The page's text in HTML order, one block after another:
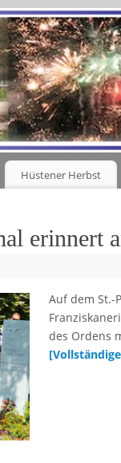
Hüstener Herbst
erinnert
Auf dem St.-
des Ordens